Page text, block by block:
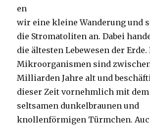
en
wir eine kleine Wanderung und
die Stromatoliten an. Dabei
die ältesten Lebewesen der Erde.
Mikroorganismen sind
Milliarden Jahre alt und
dieser Zeit vornehmlich mit dem
seltsamen dunkelbraunen und
knollenförmigen Türmchen.